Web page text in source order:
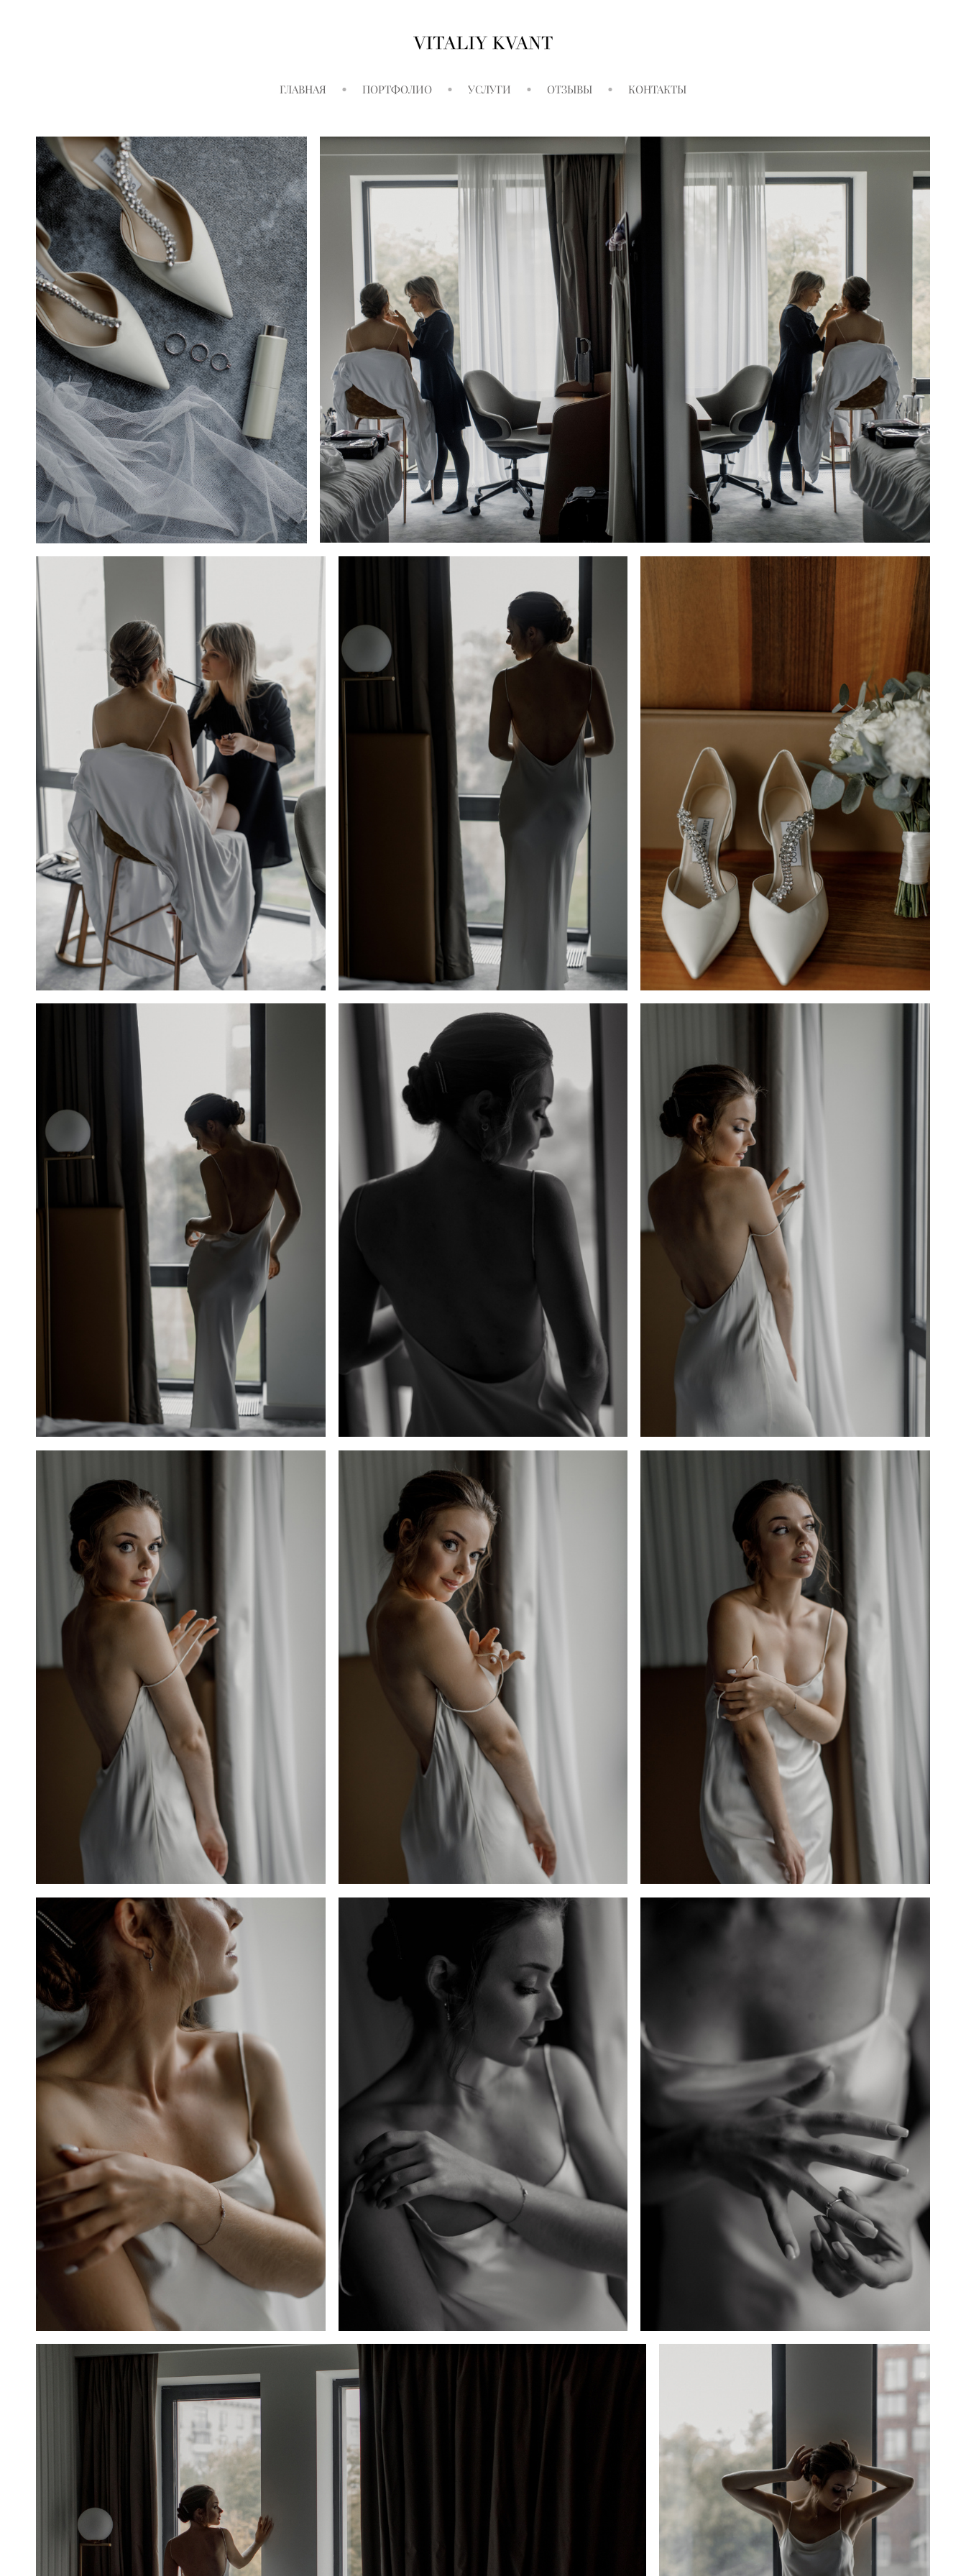
ГЛАВНАЯ ПОРТФОЛИО УСЛУГИ ОТЗЫВЫ КОНТАКТЫ